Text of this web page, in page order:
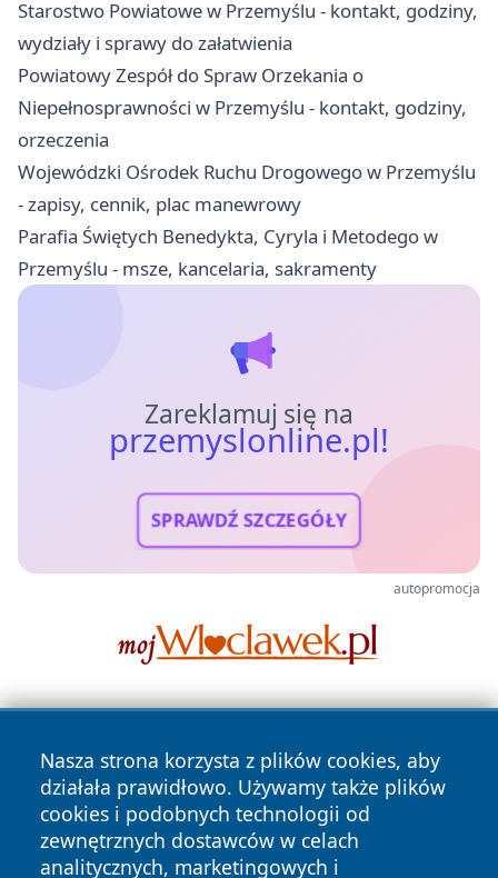
Starostwo Powiatowe w Przemyślu - kontakt, godziny,
wydziały i sprawy do załatwienia
Powiatowy Zespół do Spraw Orzekania o
Niepełnosprawności w Przemyślu - kontakt, godziny,
orzeczenia
Wojewódzki Ośrodek Ruchu Drogowego w Przemyślu
- zapisy, cennik, plac manewrowy
Parafia Świętych Benedykta, Cyryla i Metodego w
Przemyślu - msze, kancelaria, sakramenty
Zareklamuj się na
przemyslonline.pl!
SPRAWDŹ SZCZEGÓŁY
autopromocja
Nasza strona korzysta z plików cookies, aby
działała prawidłowo. Używamy także plików
cookies i podobnych technologii od
zewnętrznych dostawców w celach
analitycznych, marketingowych i
Copyright © 2026 przemyslonline.pl Wszystkie prawa
zastrzeżone.